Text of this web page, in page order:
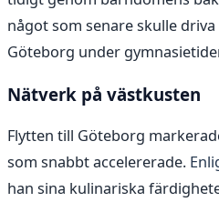
något som senare skulle
Göteborg under
Nätverk på västkusten
Flytten till Göteborg
som snabbt accelererade.
han sina kulinariska